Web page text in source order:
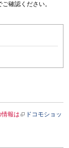
ご確認ください。
報は
ドコモショッ